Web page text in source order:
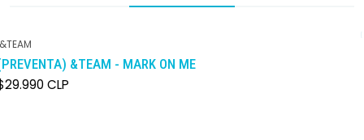
&TEAM
&TEAM - MARK ON ME
CLP